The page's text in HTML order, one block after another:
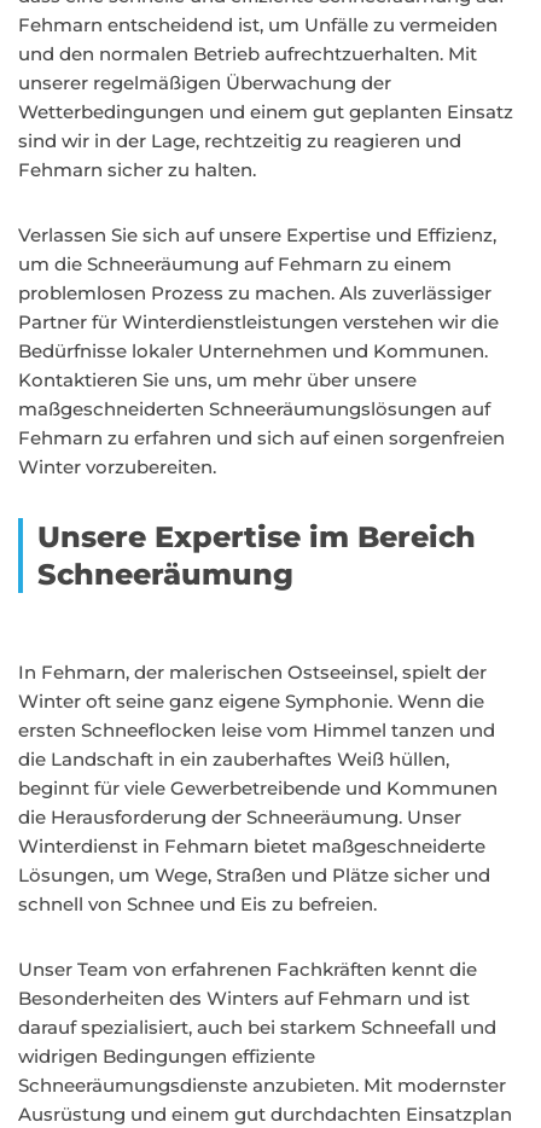
Fehmarn entscheidend ist, um Unfälle zu vermeiden
und den normalen Betrieb aufrechtzuerhalten. Mit
unserer regelmäßigen Überwachung der
Wetterbedingungen und einem gut geplanten Einsatz
sind wir in der Lage, rechtzeitig zu reagieren und
Fehmarn sicher zu halten.
Verlassen Sie sich auf unsere Expertise und Effizienz,
um die Schneeräumung auf Fehmarn zu einem
problemlosen Prozess zu machen. Als zuverlässiger
Partner für Winterdienstleistungen verstehen wir die
Bedürfnisse lokaler Unternehmen und Kommunen.
Kontaktieren Sie uns, um mehr über unsere
maßgeschneiderten Schneeräumungslösungen auf
Fehmarn zu erfahren und sich auf einen sorgenfreien
Winter vorzubereiten.
Unsere Expertise im Bereich
Schneeräumung
In Fehmarn, der malerischen Ostseeinsel, spielt der
Winter oft seine ganz eigene Symphonie. Wenn die
ersten Schneeflocken leise vom Himmel tanzen und
die Landschaft in ein zauberhaftes Weiß hüllen,
beginnt für viele Gewerbetreibende und Kommunen
die Herausforderung der Schneeräumung. Unser
Winterdienst in Fehmarn bietet maßgeschneiderte
Lösungen, um Wege, Straßen und Plätze sicher und
schnell von Schnee und Eis zu befreien.
Unser Team von erfahrenen Fachkräften kennt die
Besonderheiten des Winters auf Fehmarn und ist
darauf spezialisiert, auch bei starkem Schneefall und
widrigen Bedingungen effiziente
Schneeräumungsdienste anzubieten. Mit modernster
Ausrüstung und einem gut durchdachten Einsatzplan